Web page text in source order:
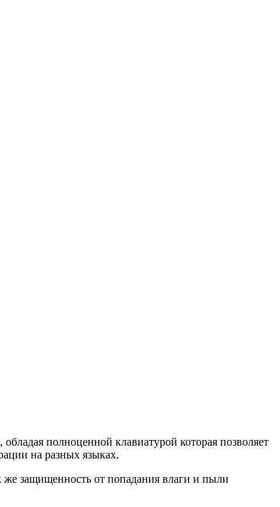
полноценной клавиатурой которая позволяет
на разных языках.
защищенность от попадания влаги и пыли